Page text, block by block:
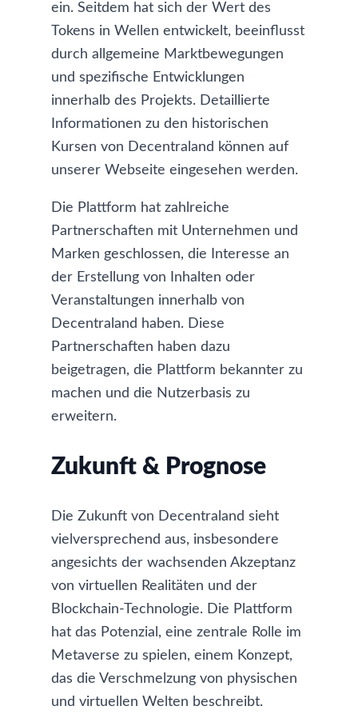
ein. Seitdem hat sich der Wert des
Tokens in Wellen entwickelt, beeinflusst
durch allgemeine Marktbewegungen
und spezifische Entwicklungen
innerhalb des Projekts. Detaillierte
Informationen zu den historischen
Kursen von Decentraland können auf
unserer Webseite eingesehen werden.
Die Plattform hat zahlreiche
Partnerschaften mit Unternehmen und
Marken geschlossen, die Interesse an
der Erstellung von Inhalten oder
Veranstaltungen innerhalb von
Decentraland haben. Diese
Partnerschaften haben dazu
beigetragen, die Plattform bekannter zu
machen und die Nutzerbasis zu
erweitern.
Zukunft & Prognose
Die Zukunft von Decentraland sieht
vielversprechend aus, insbesondere
angesichts der wachsenden Akzeptanz
von virtuellen Realitäten und der
Blockchain-Technologie. Die Plattform
hat das Potenzial, eine zentrale Rolle im
Metaverse zu spielen, einem Konzept,
das die Verschmelzung von physischen
und virtuellen Welten beschreibt.